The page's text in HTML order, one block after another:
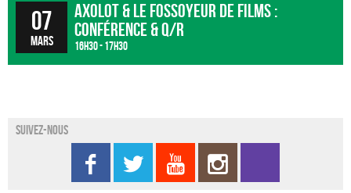
07
mars
Axolot & Le Fossoyeur de Films :
conférence & Q/R
16h30 - 17h30
Suivez-nous